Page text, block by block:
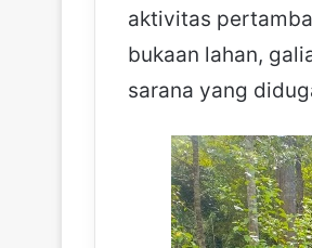
aktivitas
bukaan lahan,
sarana yang